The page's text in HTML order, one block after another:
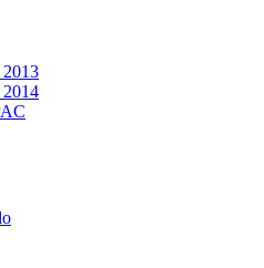
2013
2014